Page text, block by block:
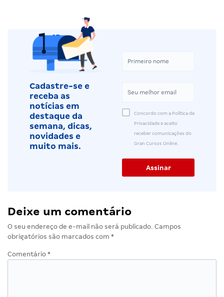
Cadastre-se e
receba as
notícias em
destaque da
semana, dicas,
novidades e
muito mais.
Concordo com a Política de
Privacidade e aceito
receber comunicações do
Gran Cursos Online.
Deixe um comentário
O seu endereço de e-mail não será publicado. Campos
obrigatórios são marcados com *
Comentário *